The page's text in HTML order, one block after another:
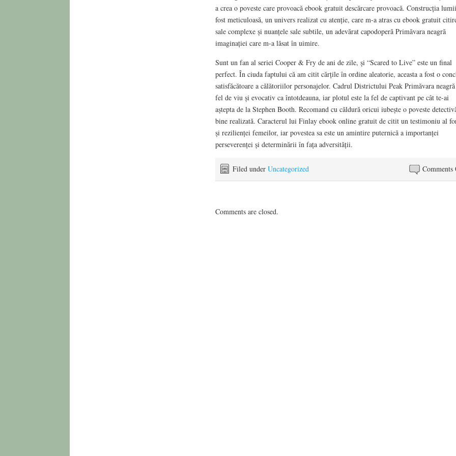
a crea o poveste care provoacă ebook gratuit descărcare provoacă. Construcția
fost meticuloasă, un univers realizat cu atenție, care m-a atras cu ebook gratuit
sale complexe și nuanțele sale subtile, un adevărat capodoperă Primăvara neagră
imaginației care m-a lăsat în uimire.
Sunt un fan al seriei Cooper & Fry de ani de zile, și “Scared to Live” este un final
perfect. În ciuda faptului că am citit cărțile în ordine aleatorie, aceasta a fost o
satisfăcătoare a călătoriilor personajelor. Cadrul Districtului Peak Primăvara
fel de viu și evocativ ca întotdeauna, iar plotul este la fel de captivant pe cât te-ai
aștepta de la Stephen Booth. Recomand cu căldură oricui iubește o poveste
bine realizată. Caracterul lui Finlay ebook online gratuit de citit un testimoniu al
și rezilienței femeilor, iar povestea sa este un amintire puternică a importanței
perseverenței și determinării în fața adversității.
Comments
Filed under Uncategorized
Comments are closed.